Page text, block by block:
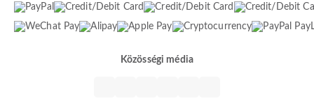
Közösségi média